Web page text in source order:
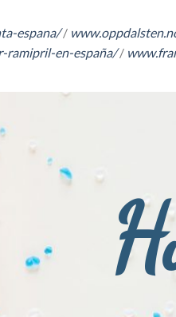
espana//
ramipril-en-españa//